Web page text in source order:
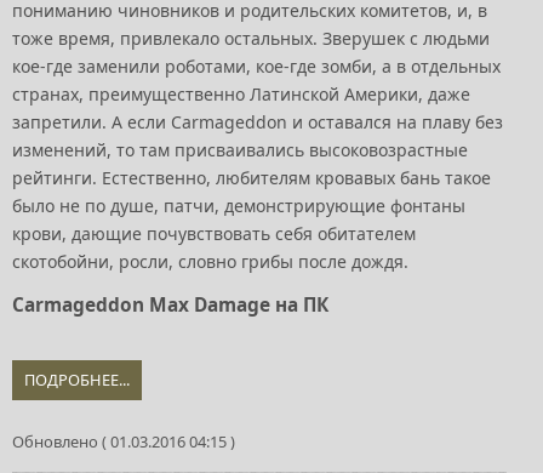
пониманию чиновников и родительских комитетов, и, в
тоже время, привлекало остальных. Зверушек с людьми
кое-где заменили роботами, кое-где зомби, а в отдельных
странах, преимущественно Латинской Америки, даже
запретили. А если Carmageddon и оставался на плаву без
изменений, то там присваивались высоковозрастные
рейтинги. Естественно, любителям кровавых бань такое
было не по душе, патчи, демонстрирующие фонтаны
крови, дающие почувствовать себя обитателем
скотобойни, росли, словно грибы после дождя.
Carmageddon Max Damage на ПК
ПОДРОБНЕЕ...
Обновлено ( 01.03.2016 04:15 )